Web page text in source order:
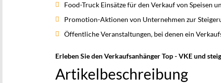
Food-Truck Einsätze für den Verkauf von Speisen
Promotion-Aktionen von Unternehmen zur
Öffentliche Veranstaltungen, bei denen ein
Erleben Sie den Verkaufsanhänger Top - VKE und
Artikelbeschreibung